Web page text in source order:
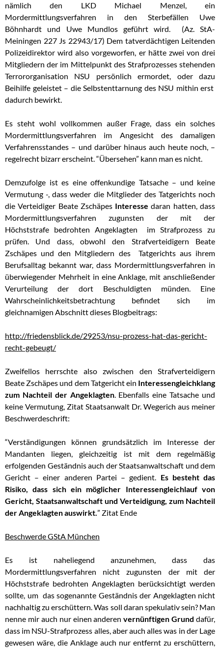
nämlich den LKD Michael Menzel, ein
Mordermittlungsverfahren in den Sterbefällen Uwe
Böhnhardt und Uwe Mundlos geführt wird. (Az. StA-
Meiningen 227 Js 22943/17) Dem tatverdächtigen Leitenden
Polizeidirektor wird also vorgeworfen, er hätte zwei von drei
Mitgliedern der im Mittelpunkt des Strafprozesses stehenden
Terrororganisation NSU persönlich ermordet, oder dazu
Beihilfe geleistet – die Selbstenttarnung des NSU mithin erst
dadurch bewirkt.
Es steht wohl vollkommen außer Frage, dass ein solches
Mordermittlungsverfahren im Angesicht des damaligen
Verfahrensstandes – und darüber hinaus auch heute noch, –
regelrecht bizarr erscheint. “Übersehen” kann man es nicht.
Demzufolge ist es eine offenkundige Tatsache – und keine
Vermutung -, dass weder die Mitglieder des Tatgerichts noch
die Verteidiger Beate Zschäpes Interesse daran hatten, dass
Mordermittlungsverfahren zugunsten der mit der
Höchststrafe bedrohten Angeklagten im Strafprozess zu
prüfen. Und dass, obwohl den Strafverteidigern Beate
Zschäpes und den Mitgliedern des Tatgerichts aus ihrem
Berufsalltag bekannt war, dass Mordermittlungsverfahren in
überwiegender Mehrheit in eine Anklage, mit anschließender
Verurteilung der dort Beschuldigten münden. Eine
Wahrscheinlichkeitsbetrachtung befindet sich im
gleichnamigen Abschnitt dieses Blogbeitrags:
http://friedensblick.de/29253/nsu-prozess-hat-das-gericht-
recht-gebeugt/
Zweifellos herrschte also zwischen den Strafverteidigern
Beate Zschäpes und dem Tatgericht ein Interessengleichklang
zum Nachteil der Angeklagten. Ebenfalls eine Tatsache und
keine Vermutung, Zitat Staatsanwalt Dr. Wegerich aus meiner
Beschwerdeschrift:
“Verständigungen können grundsätzlich im Interesse der
Mandanten liegen, gleichzeitig ist mit dem regelmäßig
erfolgenden Geständnis auch der Staatsanwaltschaft und dem
Gericht – einer anderen Partei – gedient. Es besteht das
Risiko, dass sich ein möglicher Interessengleichlauf von
Gericht, Staatsanwaltschaft und Verteidigung, zum Nachteil
der Angeklagten auswirkt.” Zitat Ende
Beschwerde GStA München
Es ist naheliegend anzunehmen, dass das
Mordermittlungsverfahren nicht zugunsten der mit der
Höchststrafe bedrohten Angeklagten berücksichtigt werden
sollte, um das sogenannte Geständnis der Angeklagten nicht
nachhaltig zu erschüttern. Was soll daran spekulativ sein? Man
nenne mir auch nur einen anderenvernünftigen Grund dafür,
dass im NSU-Strafprozess alles, aber auch alles was in der Lage
gewesen wäre, die Anklage auch nur entfernt zu erschüttern,